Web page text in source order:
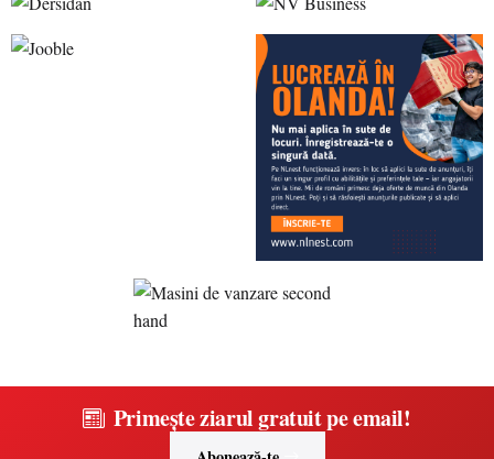
Primește ziarul gratuit pe email!